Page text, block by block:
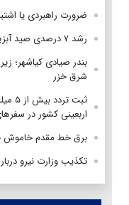
ضرورت راهبردی یا
رشد ۷ درصدی صید آبزیان کشور در سال ۱۴۰۴
بندر صیادی کیاشهر؛
شرق خزر
اربعینی کشور در
برق خط مقدم
تکذیب وزارت نیرو